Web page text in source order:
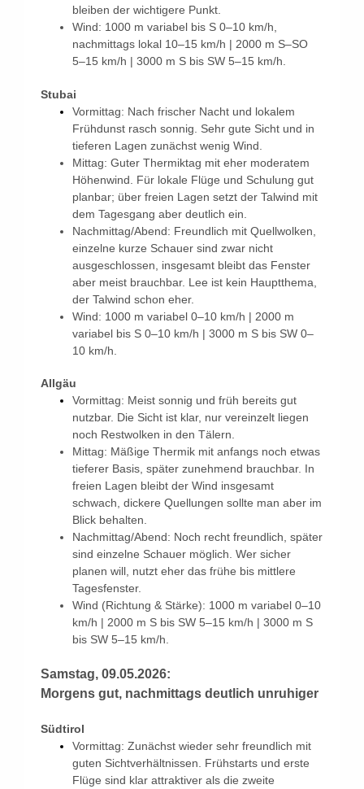
bleiben der wichtigere Punkt.
Wind: 1000 m variabel bis S 0–10 km/h,
nachmittags lokal 10–15 km/h | 2000 m S–SO
5–15 km/h | 3000 m S bis SW 5–15 km/h.
Stubai
Vormittag: Nach frischer Nacht und lokalem
Frühdunst rasch sonnig. Sehr gute Sicht und in
tieferen Lagen zunächst wenig Wind.
Mittag: Guter Thermiktag mit eher moderatem
Höhenwind. Für lokale Flüge und Schulung gut
planbar; über freien Lagen setzt der Talwind mit
dem Tagesgang aber deutlich ein.
Nachmittag/Abend: Freundlich mit Quellwolken,
einzelne kurze Schauer sind zwar nicht
ausgeschlossen, insgesamt bleibt das Fenster
aber meist brauchbar. Lee ist kein Hauptthema,
der Talwind schon eher.
Wind: 1000 m variabel 0–10 km/h | 2000 m
variabel bis S 0–10 km/h | 3000 m S bis SW 0–
10 km/h.
Allgäu
Vormittag: Meist sonnig und früh bereits gut
nutzbar. Die Sicht ist klar, nur vereinzelt liegen
noch Restwolken in den Tälern.
Mittag: Mäßige Thermik mit anfangs noch etwas
tieferer Basis, später zunehmend brauchbar. In
freien Lagen bleibt der Wind insgesamt
schwach, dickere Quellungen sollte man aber im
Blick behalten.
Nachmittag/Abend: Noch recht freundlich, später
sind einzelne Schauer möglich. Wer sicher
planen will, nutzt eher das frühe bis mittlere
Tagesfenster.
Wind (Richtung & Stärke): 1000 m variabel 0–10
km/h | 2000 m S bis SW 5–15 km/h | 3000 m S
bis SW 5–15 km/h.
Samstag, 09.05.2026:
Morgens gut, nachmittags deutlich unruhiger
Südtirol
Vormittag: Zunächst wieder sehr freundlich mit
guten Sichtverhältnissen. Frühstarts und erste
Flüge sind klar attraktiver als die zweite